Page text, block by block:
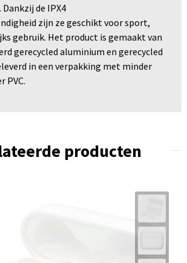
de IPX4
zijn ze geschikt voor sport,
gebruik. Het product is gemaakt van
gerecycled aluminium en gerecycled
in een verpakking met minder
PVC.
producten